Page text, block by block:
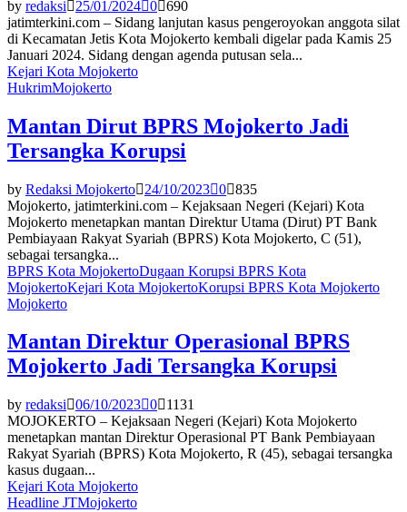
by redaksi 25/01/2024 0 690
jatimterkini.com – Sidang lanjutan kasus pengeroyokan anggota silat
di Kecamatan Jetis Kota Mojokerto kembali digelar pada Kamis 25
Januari 2024. Sidang dengan agenda putusan sela...
Kejari Kota Mojokerto
HukrimMojokerto
Mantan Dirut BPRS Mojokerto Jadi
Tersangka Korupsi
by Redaksi Mojokerto 24/10/2023 0 835
Mojokerto, jatimterkini.com – Kejaksaan Negeri (Kejari) Kota
Mojokerto menetapkan mantan Direktur Utama (Dirut) PT Bank
Pembiayaan Rakyat Syariah (BPRS) Kota Mojokerto, C (51),
sebagai tersangka...
BPRS Kota MojokertoDugaan Korupsi BPRS Kota
MojokertoKejari Kota MojokertoKorupsi BPRS Kota Mojokerto
Mojokerto
Mantan Direktur Operasional BPRS
Mojokerto Jadi Tersangka Korupsi
by redaksi 06/10/2023 0
1131
MOJOKERTO – Kejaksaan Negeri (Kejari) Kota Mojokerto
menetapkan mantan Direktur Operasional PT Bank Pembiayaan
Rakyat Syariah (BPRS) Kota Mojokerto, R (45), sebagai tersangka
kasus dugaan...
Kejari Kota Mojokerto
Headline JTMojokerto